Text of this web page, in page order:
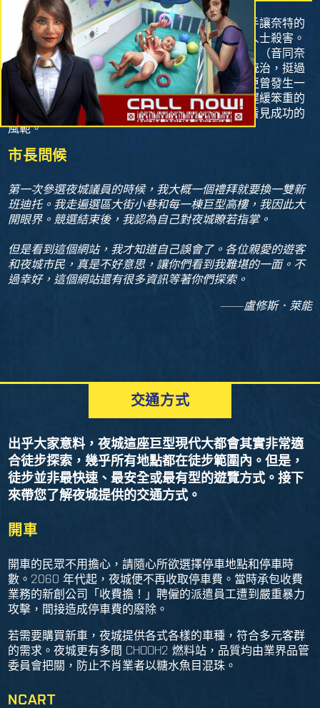
然而，龐大的利益糾葛和無所不用其極的眼紅對手讓奈特的
願景危在旦夕，最後理查．奈特竟在家中遭不明人士殺害。
為了緬懷他的偉大成就，這座城市改名為「夜城」（音同奈
特），繼續邁向未來。之後，夜城掙脫了美國的統治，挺過
一場場驚天動地的災難，夜城市中心的企業廣場更曾發生一
場核爆事件。而這些復興的過程，從未仰仗任何遲緩笨重的
政府當局。夜城有如吹不倒的大樹，持續讓世界看見成功的
風範。
市長問候
第一次參選夜城議員的時候，我大概一個禮拜就要換一雙新
班迪托。我走遍選區大街小巷和每一棟巨型高樓，我因此大
開眼界。競選結束後，我認為自己對夜城瞭若指掌。
但是看到這個網站，我才知道自己誤會了。各位親愛的遊客
和夜城市民，真是不好意思，讓你們看到我難堪的一面。不
過幸好，這個網站還有很多資訊等著你們探索。
——盧修斯．萊能
交通方式
出乎大家意料，夜城這座巨型現代大都會其實非常適
合徒步探索，幾乎所有地點都在徒步範圍內。但是，
徒步並非最快速、最安全或最有型的遊覽方式。接下
來帶您了解夜城提供的交通方式。
開車
開車的民眾不用擔心，請隨心所欲選擇停車地點和停車時
數。2060 年代起，夜城便不再收取停車費。當時承包收費
業務的新創公司「收費擔！」聘僱的派遣員工遭到嚴重暴力
攻擊，間接造成停車費的廢除。
若需要購買新車，夜城提供各式各樣的車種，符合多元客群
的需求。夜城更有多間 CHOOH2 燃料站，品質均由業界品管
委員會把關，防止不肖業者以糖水魚目混珠。
NCART